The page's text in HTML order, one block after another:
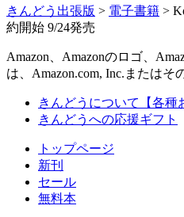
きんどう出張版 > 電子書籍 >
約開始 9/24発売
Amazon、Amazonのロゴ、
は、Amazon.com, Inc.またはそ
きんどうについて【各種
きんどうへの応援ギフト
トップページ
新刊
セール
無料本